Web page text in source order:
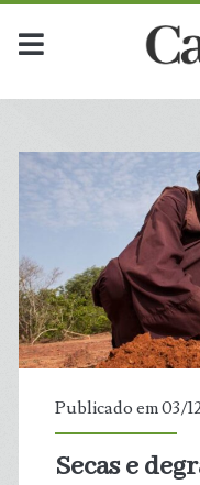
Dia:
<span>3
de
de
2024</
Publicado em 03/
Secas e